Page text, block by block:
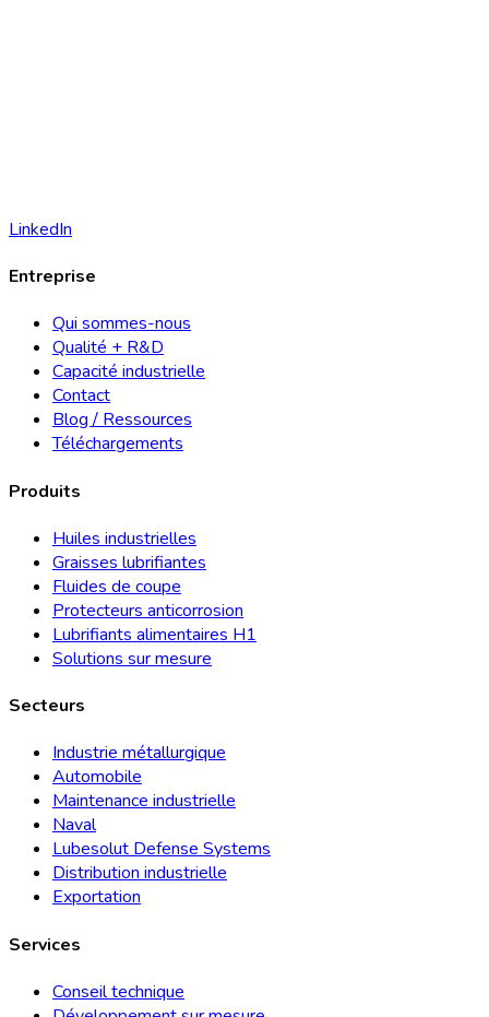
LinkedIn
Entreprise
Qui sommes-nous
Qualité + R&D
Capacité industrielle
Contact
Blog / Ressources
Téléchargements
Produits
Huiles industrielles
Graisses lubrifiantes
Fluides de coupe
Protecteurs anticorrosion
Lubrifiants alimentaires H1
Solutions sur mesure
Secteurs
Industrie métallurgique
Automobile
Maintenance industrielle
Naval
Lubesolut Defense Systems
Distribution industrielle
Exportation
Services
Conseil technique